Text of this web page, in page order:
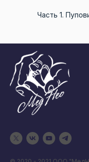
Часть 1.